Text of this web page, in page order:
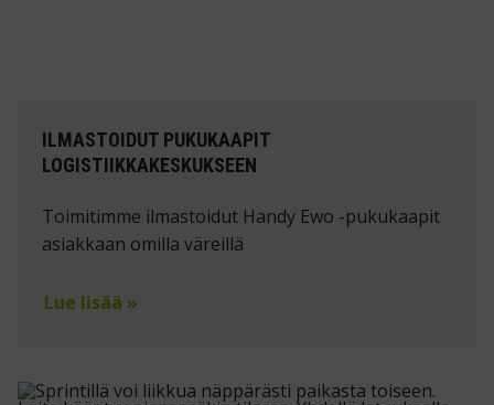
ILMASTOIDUT PUKUKAAPIT
LOGISTIIKKAKESKUKSEEN
Toimitimme ilmastoidut Handy Ewo -pukukaapit
asiakkaan omilla väreillä
Lue lisää »